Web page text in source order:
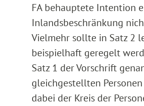
FA behauptete Intention
Inlandsbeschränkung
Vielmehr sollte in Satz 2
beispielhaft geregelt
Satz 1 der Vorschrift
gleichgestellten
dabei der Kreis der